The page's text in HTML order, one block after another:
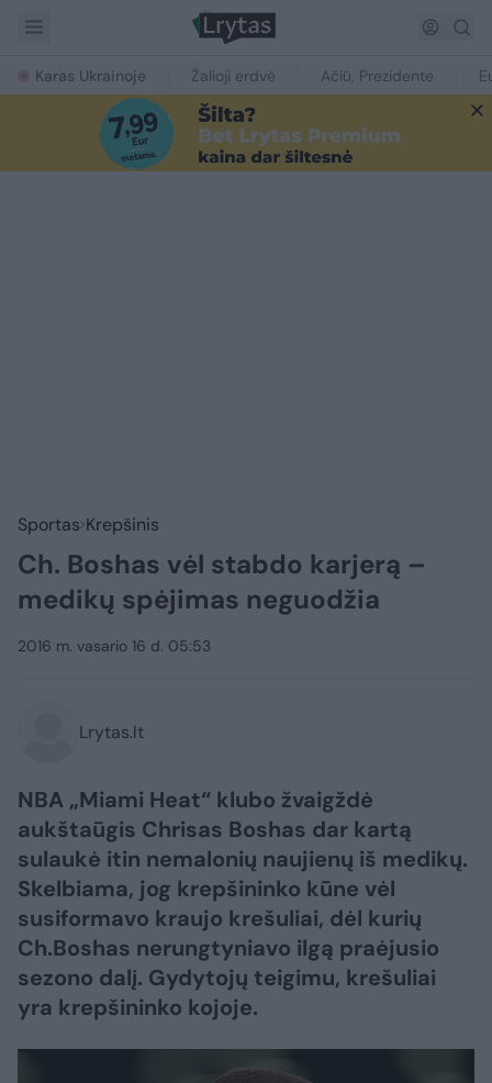
Karas Ukrainoje Žalioji erdvė Ačiū, Prezidente
Sportas Krepšinis
Ch. Boshas vėl stabdo karjerą –
medikų spėjimas neguodžia
2016 m. vasario 16 d. 05:53
Lrytas.lt
NBA „Miami Heat“ klubo žvaigždė
aukštaūgis Chrisas Boshas dar kartą
sulaukė itin nemalonių naujienų iš medikų.
Skelbiama, jog krepšininko kūne vėl
susiformavo kraujo krešuliai, dėl kurių
Ch.Boshas nerungtyniavo ilgą praėjusio
sezono dalį. Gydytojų teigimu, krešuliai
yra krepšininko kojoje.